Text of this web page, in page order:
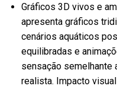
Gráficos 3D vivos e
apresenta gráficos
cenários aquáticos
equilibradas e
sensação semelhante
realista. Impacto